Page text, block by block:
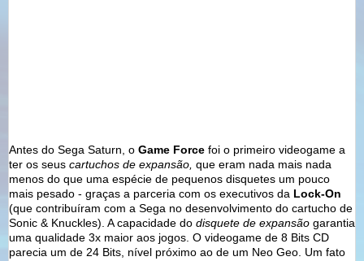
Antes do Sega Saturn, o Game Force foi o primeiro videogame a
ter os seus cartuchos de expansão, que eram nada mais nada
menos do que uma espécie de pequenos disquetes um pouco
mais pesado - graças a parceria com os executivos da Lock-On
(que contribuíram com a Sega no desenvolvimento do cartucho de
Sonic & Knuckles). A capacidade do disquete de expansão garantia
uma qualidade 3x maior aos jogos. O videogame de 8 Bits CD
parecia um de 24 Bits, nível próximo ao de um Neo Geo. Um fato